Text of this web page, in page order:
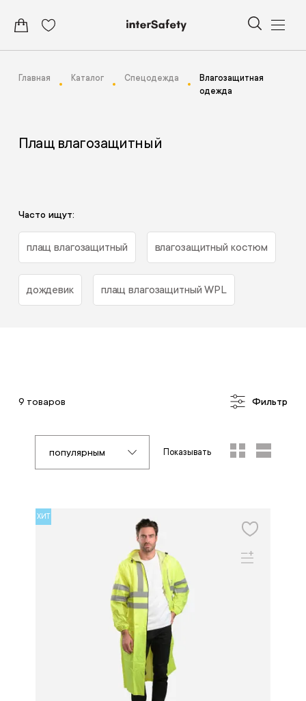
Главная Каталог Спецодежда
Влагозащитная
одежда
Плащ влагозащитный
Часто ищут:
плащ влагозащитный влагозащитный костюм
дождевик плащ влагозащитный WPL
9 товаров Фильтр
популярным Показывать
ХИТ